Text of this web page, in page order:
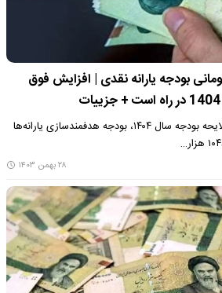
تومانی بودجه یارانه نقدی | افزایش فوق
با توجه به تغییرات بخش اول لایحه بودجه سال ۱۴۰۴، بودجه هدفمندسازی یارانه‌ها
۲۸ بهمن ۱۴۰۳